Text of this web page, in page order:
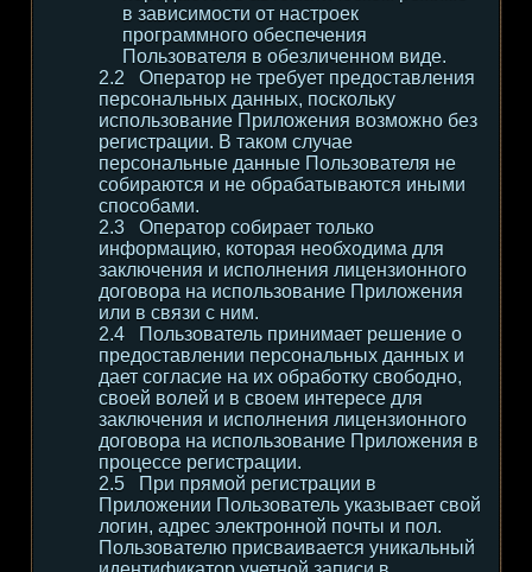
в зависимости от настроек
программного обеспечения
Пользователя в обезличенном виде.
Оператор не требует предоставления
персональных данных, поскольку
использование Приложения возможно без
регистрации. В таком случае
персональные данные Пользователя не
собираются и не обрабатываются иными
способами.
Оператор собирает только
информацию, которая необходима для
заключения и исполнения лицензионного
договора на использование Приложения
или в связи с ним.
Пользователь принимает решение о
предоставлении персональных данных и
дает согласие на их обработку свободно,
своей волей и в своем интересе для
заключения и исполнения лицензионного
договора на использование Приложения в
процессе регистрации.
При прямой регистрации в
Приложении Пользователь указывает свой
логин, адрес электронной почты и пол.
Пользователю присваивается уникальный